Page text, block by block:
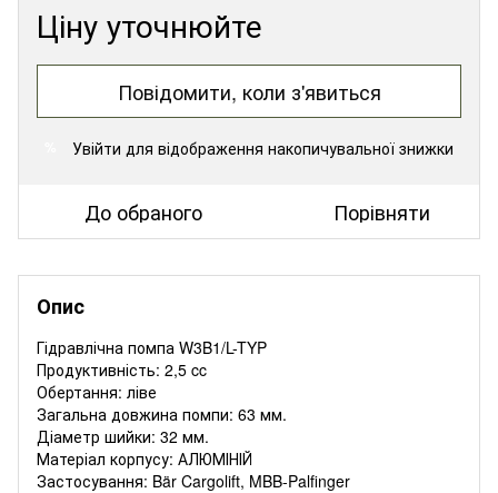
Ціну уточнюйте
Повідомити, коли з'явиться
Увійти для відображення накопичувальної знижки
До обраного Порівняти
Опис
Гідравлічна помпа W3B1/L-TYP
Продуктивність: 2,5 cc
Обертання: ліве
Загальна довжина помпи: 63 мм.
Діаметр шийки: 32 мм.
Матеріал корпусу: АЛЮМІНІЙ
Застосування: Bär Cargolift, MBB-Palfinger